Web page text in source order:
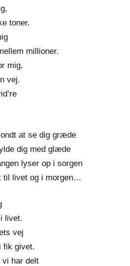
toner.
millioner.
mig,
vej.
at se dig græde
dig med glæde
lyser op i sorgen
til livet og i morgen…
livet.
vej
fik givet.
vi har delt